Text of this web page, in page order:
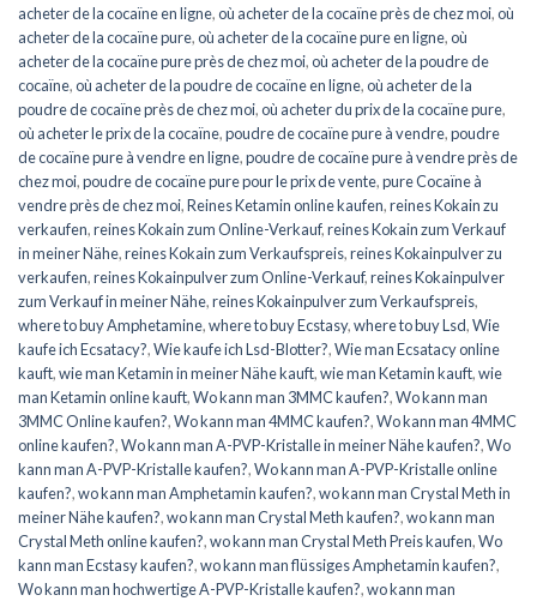
acheter de la cocaïne en ligne,où acheter de la cocaïne près de chez moi,où
acheter de la cocaïne pure,où acheter de la cocaïne pure en ligne,où
acheter de la cocaïne pure près de chez moi,où acheter de la poudre de
cocaïne,où acheter de la poudre de cocaïne en ligne,où acheter de la
poudre de cocaïne près de chez moi,où acheter du prix de la cocaïne pure,
où acheter le prix de la cocaïne,poudre de cocaïne pure à vendre,poudre
de cocaïne pure à vendre en ligne,poudre de cocaïne pure à vendre près de
chez moi,poudre de cocaïne pure pour le prix de vente,pure Cocaïne à
vendre près de chez moi,Reines Ketamin online kaufen,reines Kokain zu
verkaufen,reines Kokain zum Online-Verkauf,reines Kokain zum Verkauf
in meiner Nähe,reines Kokain zum Verkaufspreis,reines Kokainpulver zu
verkaufen,reines Kokainpulver zum Online-Verkauf,reines Kokainpulver
zum Verkauf in meiner Nähe,reines Kokainpulver zum Verkaufspreis,
where to buy Amphetamine,where to buy Ecstasy,where to buy Lsd,Wie
kaufe ich Ecsatacy?,Wie kaufe ich Lsd-Blotter?,Wie man Ecsatacy online
kauft,wie man Ketamin in meiner Nähe kauft,wie man Ketamin kauft,wie
man Ketamin online kauft,Wo kann man 3MMC kaufen?,Wo kann man
3MMC Online kaufen?,Wo kann man 4MMC kaufen?,Wo kann man 4MMC
online kaufen?,Wo kann man A-PVP-Kristalle in meiner Nähe kaufen?,Wo
kann man A-PVP-Kristalle kaufen?,Wo kann man A-PVP-Kristalle online
kaufen?,wo kann man Amphetamin kaufen?,wo kann man Crystal Meth in
meiner Nähe kaufen?,wo kann man Crystal Meth kaufen?,wo kann man
Crystal Meth online kaufen?,wo kann man Crystal Meth Preis kaufen,Wo
kann man Ecstasy kaufen?,wo kann man flüssiges Amphetamin kaufen?,
Wo kann man hochwertige A-PVP-Kristalle kaufen?,wo kann man